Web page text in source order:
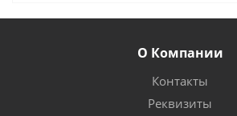
О Компании
Контакты
Реквизиты